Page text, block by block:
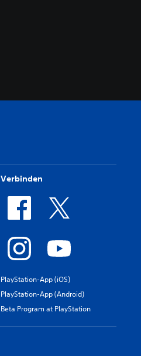
Verbinden
PlayStation-App (iOS)
PlayStation-App (Android)
Beta Program at PlayStation